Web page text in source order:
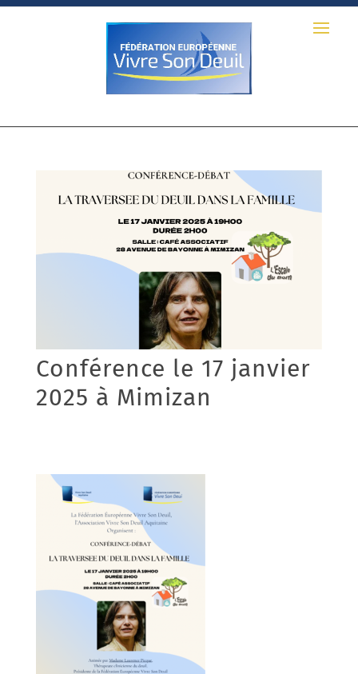
Conférence le 17 janvier
2025 à Mimizan